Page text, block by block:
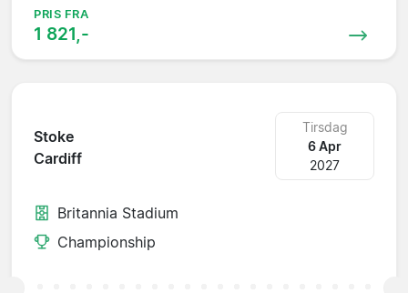
PRIS FRA
1 821,-
Stoke
Cardiff
Tirsdag
6 Apr
2027
Britannia Stadium
Championship